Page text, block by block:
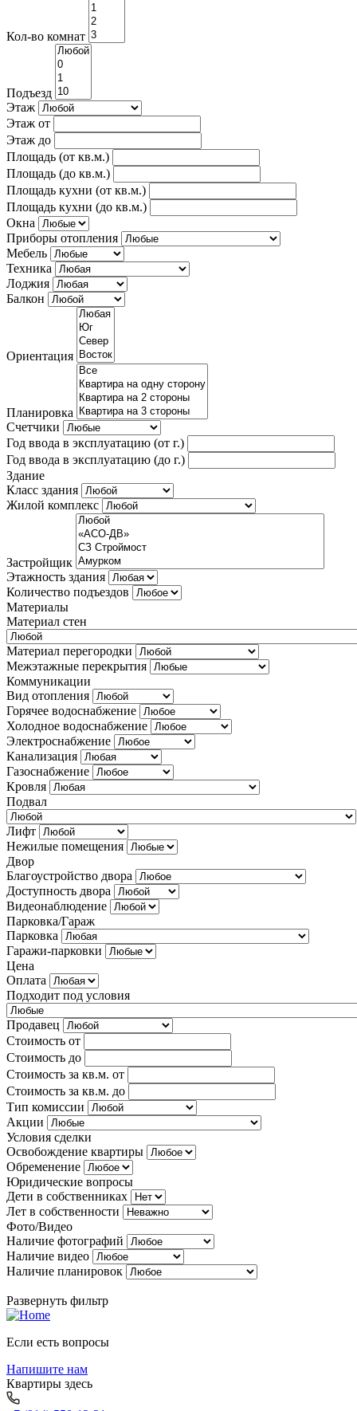
Кол-во комнат
Подъезд
Этаж
Этаж от
Этаж до
Площадь (от кв.м.)
Площадь (до кв.м.)
Площадь кухни (от кв.м.)
Площадь кухни (до кв.м.)
Окна
Приборы отопления
Мебель
Техника
Лоджия
Балкон
Ориентация
Планировка
Счетчики
Год ввода в эксплуатацию (от г.)
Год ввода в эксплуатацию (до г.)
Здание
Класс здания
Жилой комплекс
Застройщик
Этажность здания
Количество подъездов
Материалы
Материал стен
Материал перегородки
Межэтажные перекрытия
Коммуникации
Вид отопления
Горячее водоснабжение
Холодное водоснабжение
Электроснабжение
Канализация
Газоснабжение
Кровля
Подвал
Лифт
Нежилые помещения
Двор
Благоустройство двора
Доступность двора
Видеонаблюдение
Парковка/Гараж
Парковка
Гаражи-парковки
Цена
Оплата
Подходит под условия
Продавец
Стоимость от
Стоимость до
Стоимость за кв.м. от
Стоимость за кв.м. до
Тип комиссии
Акции
Условия сделки
Освобождение квартиры
Обременение
Юридические вопросы
Дети в собственниках
Лет в собственности
Фото/Видео
Наличие фотографий
Наличие видео
Наличие планировок
Развернуть фильтр
Если есть вопросы
Напишите нам
Квартиры здесь